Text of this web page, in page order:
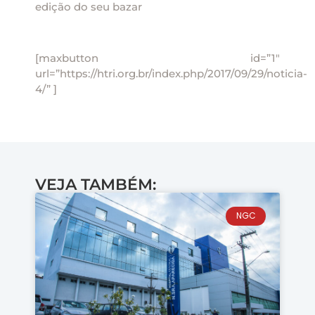
edição do seu bazar
[maxbutton id=”1″
url=”https://htri.org.br/index.php/2017/09/29/noticia-
4/” ]
VEJA TAMBÉM:
NGC